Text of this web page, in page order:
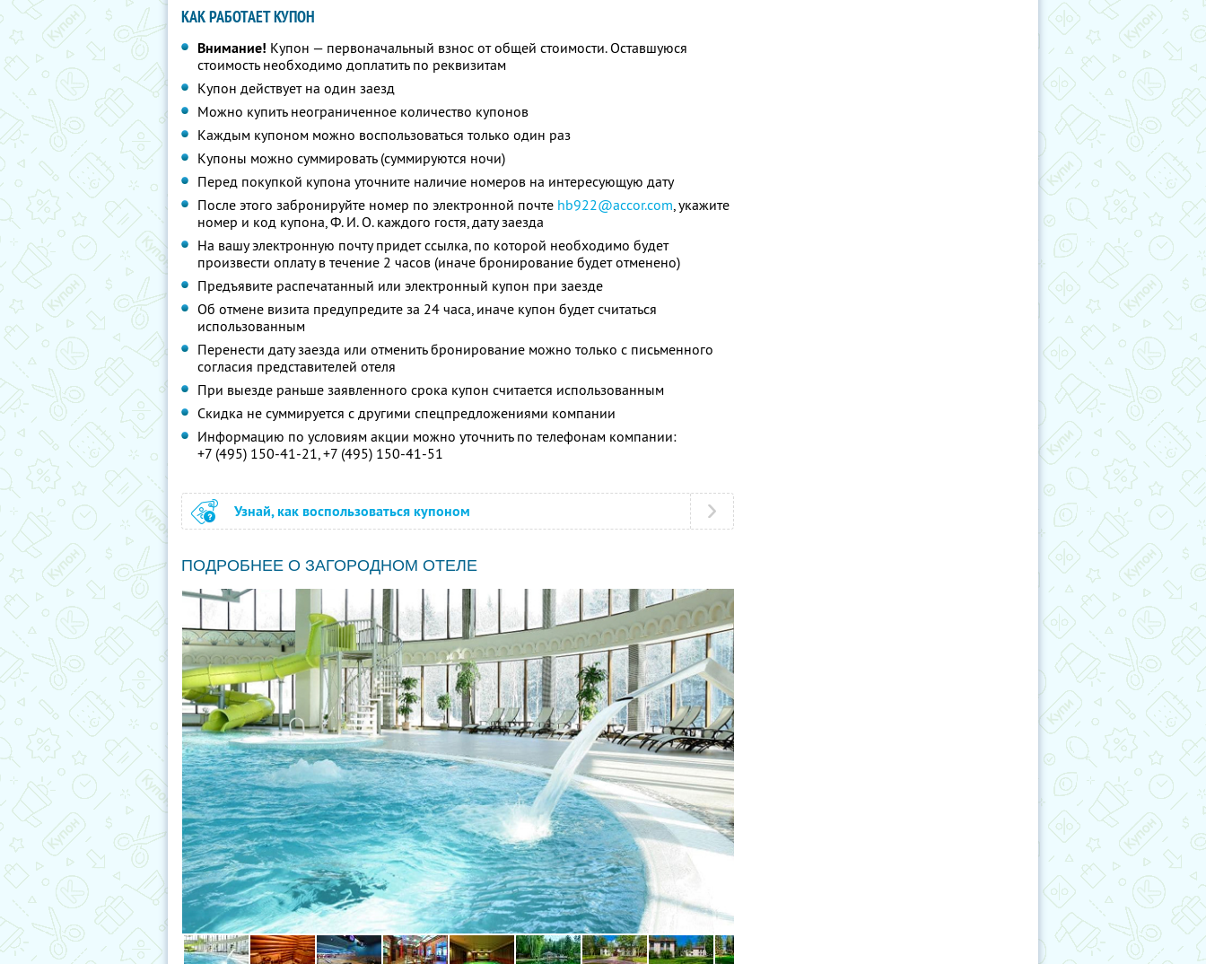
КАК РАБОТАЕТ КУПОН
Внимание! Купон — первоначальный взнос от общей стоимости. Оставшуюся
стоимость необходимо доплатить по реквизитам
Купон действует на один заезд
Можно купить неограниченное количество купонов
Каждым купоном можно воспользоваться только один раз
Купоны можно суммировать (суммируются ночи)
Перед покупкой купона уточните наличие номеров на интересующую дату
После этого забронируйте номер по электронной почте hb922@accor.com, укажите
номер и код купона,Ф. И. О.каждого гостя, дату заезда
На вашу электронную почту придет ссылка, по которой необходимо будет
произвести оплату в течение 2 часов (иначе бронирование будет отменено)
Предъявите распечатанный или электронный купон при заезде
Об отмене визита предупредите за 24 часа, иначе купон будет считаться
использованным
Перенести дату заезда или отменить бронирование можно только с письменного
согласия представителей отеля
При выезде раньше заявленного срока купон считается использованным
Скидка не суммируется с другими спецпредложениями компании
Информацию по условиям акции можно уточнить по телефонам компании:
+7 (495) 150-41-21, +7 (495) 150-41-51
Узнай, как воспользоваться купоном
ПОДРОБНЕЕ О ЗАГОРОДНОМ ОТЕЛЕ